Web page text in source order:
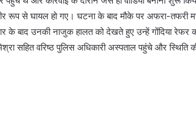
रूप से घायल हो गए। घटना के बाद मौके पर अफरा-तफरी
के बाद उनकी नाजुक हालत को देखते हुए उन्हें गोंदिया रेफर
सहित वरिष्ठ पुलिस अधिकारी अस्पताल पहुंचे और